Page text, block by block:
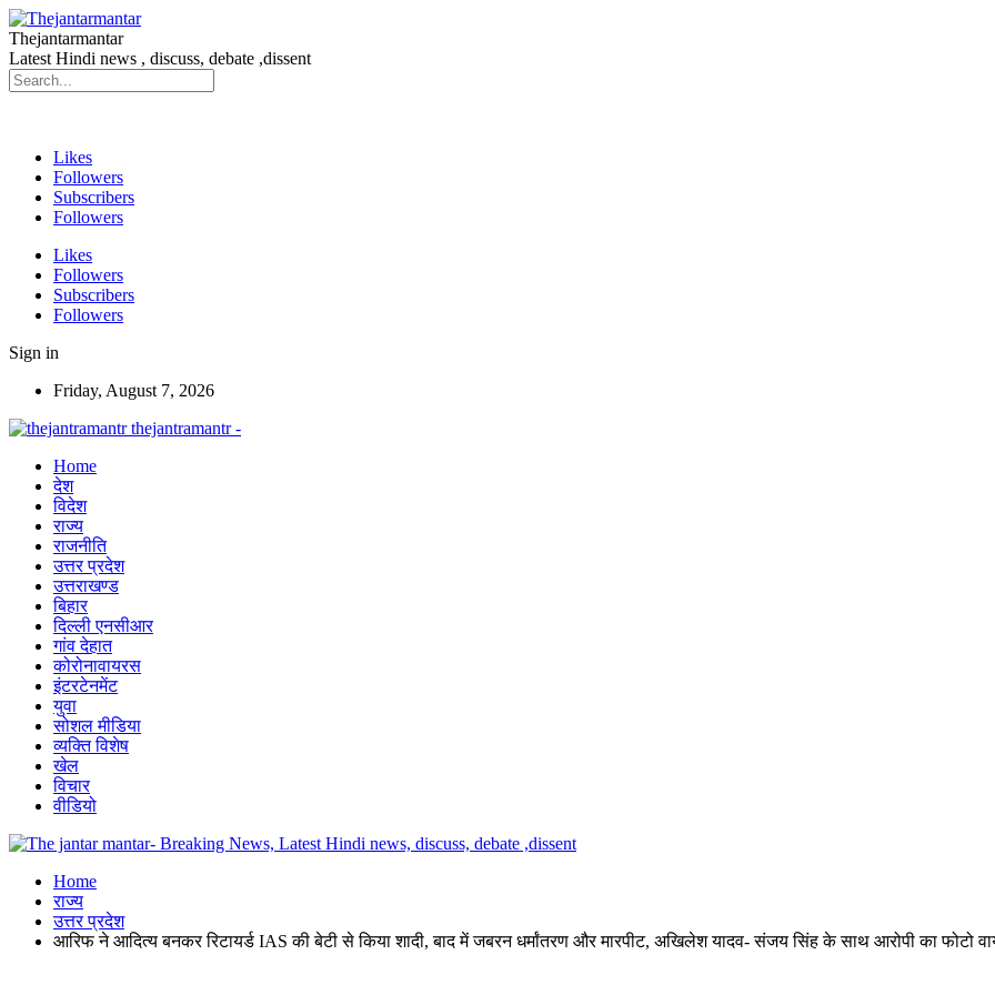
Thejantarmantar
Latest Hindi news , discuss, debate ,dissent
Likes
Followers
Subscribers
Followers
Likes
Followers
Subscribers
Followers
Sign in
Friday, August 7, 2026
thejantramantr -
Home
देश
विदेश
राज्य
राजनीति
उत्तर प्रदेश
उत्तराखण्ड
बिहार
दिल्ली एनसीआर
गांव देहात
कोरोनावायरस
इंटरटेनमेंट
युवा
सोशल मीडिया
व्यक्ति विशेष
खेल
विचार
वीडियो
Home
राज्य
उत्तर प्रदेश
आरिफ ने आदित्य बनकर रिटायर्ड IAS की बेटी से किया शादी, बाद में जबरन धर्मांतरण और मारपीट, अखिलेश यादव- संजय सिंह के साथ आरोपी का फोटो